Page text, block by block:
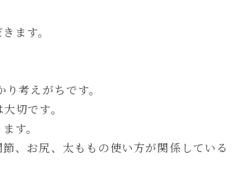
ます。
考えがちです。
切です。
す。
、お尻、太ももの使い方が関係している